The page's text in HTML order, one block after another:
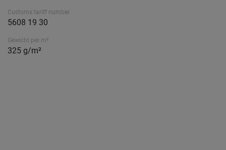
Customs tariff number
5608 19 30
Gewicht per m²
325 g/m²